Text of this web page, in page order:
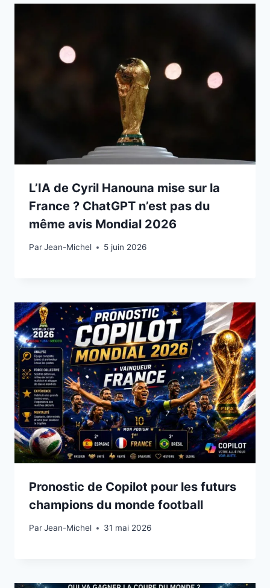
L’IA de Cyril Hanouna mise sur la
France ? ChatGPT n’est pas du
même avis Mondial 2026
ParJean-Michel
5 juin 2026 5 juin 2026
Pronostic de Copilot pour les futurs
champions du monde football
ParJean-Michel
31 mai 2026 31 mai 2026